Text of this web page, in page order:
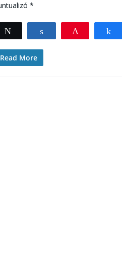
*
Read More